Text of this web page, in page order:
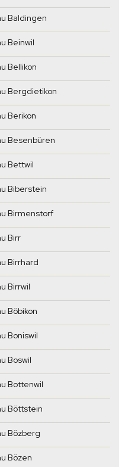
Baldingen
Beinwil
Bellikon
Bergdietikon
Berikon
Besenbüren
Bettwil
Biberstein
Birmenstorf
Birr
Birrhard
Birrwil
Böbikon
Boniswil
Boswil
Bottenwil
Böttstein
Bözberg
Bözen